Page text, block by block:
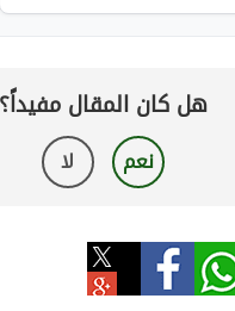
هل كان المقال مفيداً؟
نعم لا